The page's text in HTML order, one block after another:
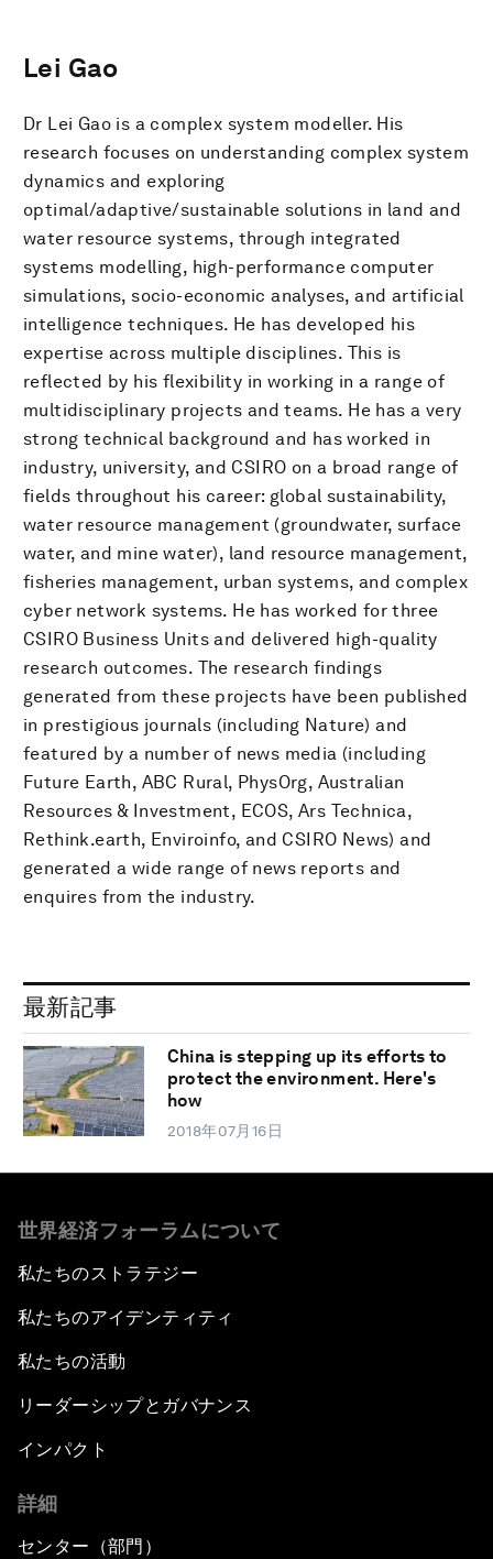
Lei Gao
Dr Lei Gao is a complex system modeller. His
research focuses on understanding complex system
dynamics and exploring
optimal/adaptive/sustainable solutions in land and
water resource systems, through integrated
systems modelling, high-performance computer
simulations, socio-economic analyses, and artificial
intelligence techniques. He has developed his
expertise across multiple disciplines. This is
reflected by his flexibility in working in a range of
multidisciplinary projects and teams. He has a very
strong technical background and has worked in
industry, university, and CSIRO on a broad range of
fields throughout his career: global sustainability,
water resource management (groundwater, surface
water, and mine water), land resource management,
fisheries management, urban systems, and complex
cyber network systems. He has worked for three
CSIRO Business Units and delivered high-quality
research outcomes. The research findings
generated from these projects have been published
in prestigious journals (including Nature) and
featured by a number of news media (including
Future Earth, ABC Rural, PhysOrg, Australian
Resources & Investment, ECOS, Ars Technica,
Rethink.earth, Enviroinfo, and CSIRO News) and
generated a wide range of news reports and
enquires from the industry.
最新記事
China is stepping up its efforts to
protect the environment. Here's
how
2018年07月16日
世界経済フォーラムについて
私たちのストラテジー
私たちのアイデンティティ
私たちの活動
リーダーシップとガバナンス
インパクト
詳細
センター（部門）